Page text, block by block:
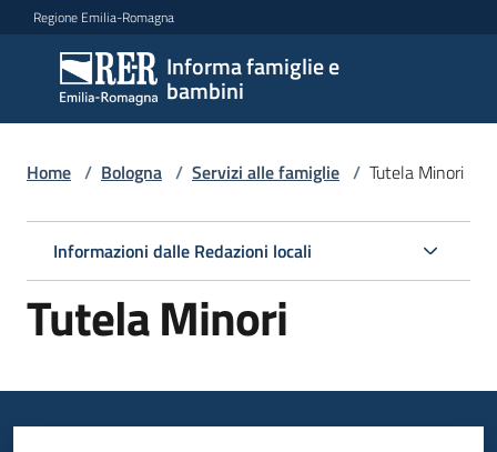
Vai al contenuto
Vai alla navigazione
Vai al footer
Regione Emilia-Romagna
Informa famiglie e
bambini
Informa
famiglie
e
bambini
Argomenti
Servizi
per
Home / Bologna / Servizi alle famiglie / Tutela Minori
Informazioni dalle Redazioni locali
Tutela Minori